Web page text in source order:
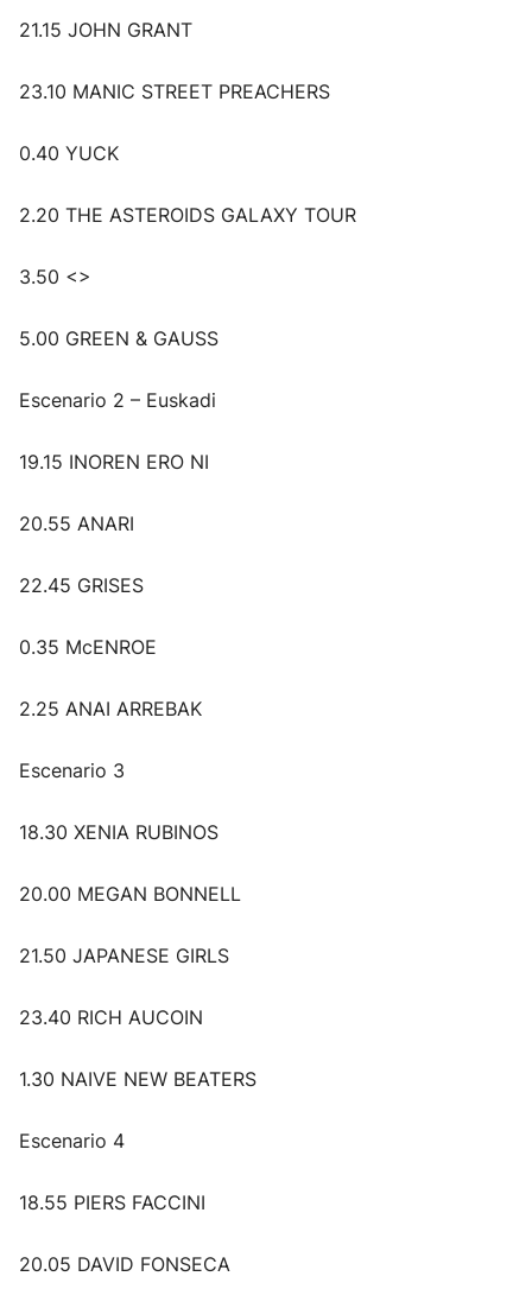
21.15 JOHN GRANT
23.10 MANIC STREET PREACHERS
0.40 YUCK
2.20 THE ASTEROIDS GALAXY TOUR
3.50 <>
5.00 GREEN & GAUSS
Escenario 2 – Euskadi
19.15 INOREN ERO NI
20.55 ANARI
22.45 GRISES
0.35 McENROE
2.25 ANAI ARREBAK
Escenario 3
18.30 XENIA RUBINOS
20.00 MEGAN BONNELL
21.50 JAPANESE GIRLS
23.40 RICH AUCOIN
1.30 NAIVE NEW BEATERS
Escenario 4
18.55 PIERS FACCINI
20.05 DAVID FONSECA